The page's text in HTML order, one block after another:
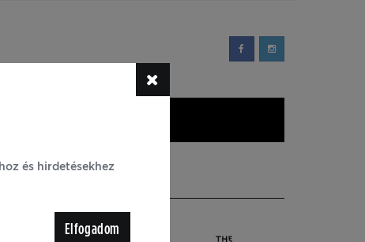
Glass 1000 darabos
és hirdetésekhez
Elfogadom